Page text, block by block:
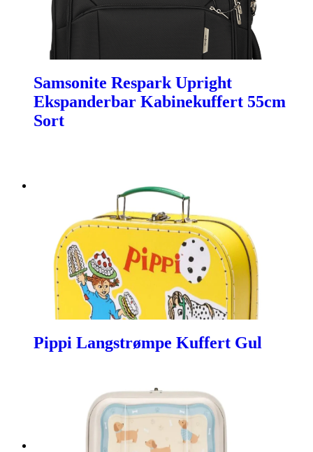
Samsonite Respark Upright
Ekspanderbar Kabinekuffert 55cm
Sort
Pippi Langstrømpe Kuffert Gul